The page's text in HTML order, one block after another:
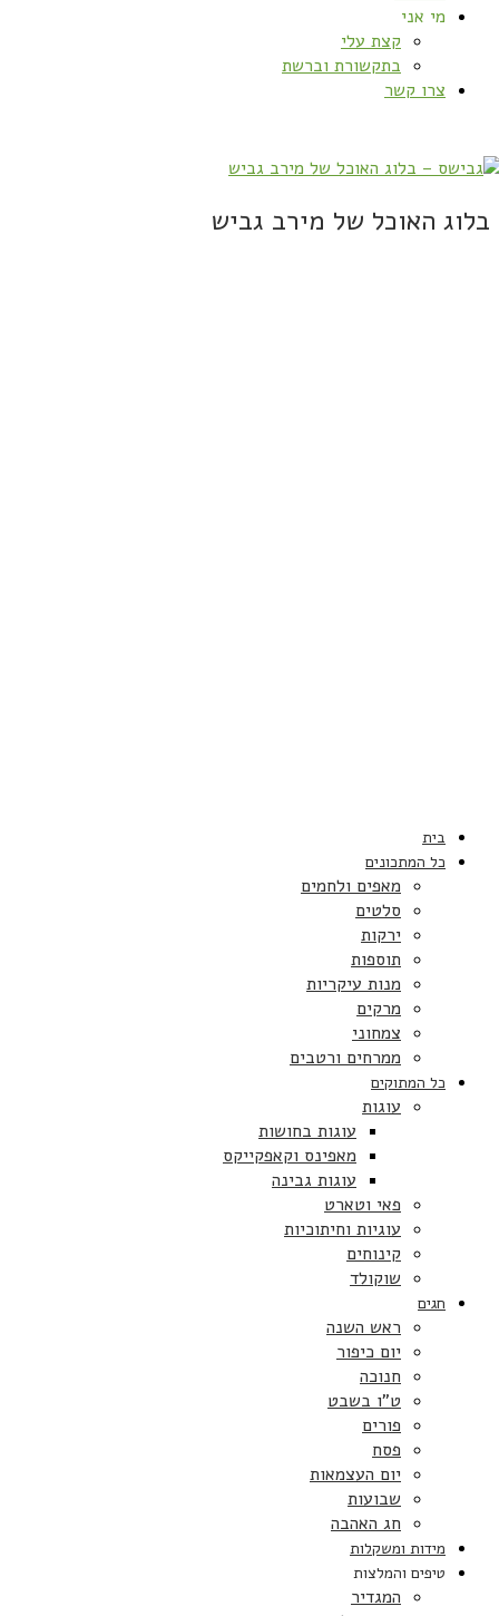
מי אני
קצת עלי
בתקשורת וברשת
צרו קשר
בלוג האוכל של מירב גביש
בית
כל המתכונים
מאפים ולחמים
סלטים
ירקות
תוספות
מנות עיקריות
מרקים
צמחוני
ממרחים ורטבים
כל המתוקים
עוגות
עוגות בחושות
מאפינס וקאפקייקס
עוגות גבינה
פאי וטארט
עוגיות וחיתוכיות
קינוחים
שוקולד
חגים
ראש השנה
יום כיפור
חנוכה
ט”ו בשבט
פורים
פסח
יום העצמאות
שבועות
חג האהבה
מידות ומשקלות
טיפים והמלצות
המגדיר